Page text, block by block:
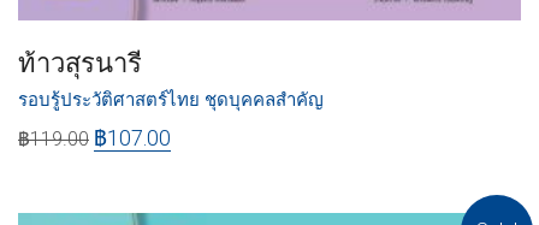
ท้าวสุรนารี
รอบรู้ประวัติศาสตร์ไทย ชุดบุคคลสำคัญ
฿119.00 ฿107.00